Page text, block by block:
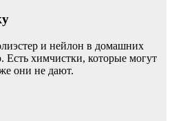
и нейлон в домашних
Есть химчистки, которые могут
они не дают.